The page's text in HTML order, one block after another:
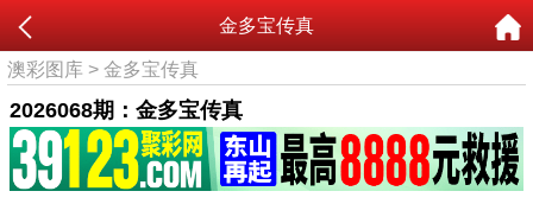
金多宝传真
澳彩图库 > 金多宝传真
2026068期：金多宝传真